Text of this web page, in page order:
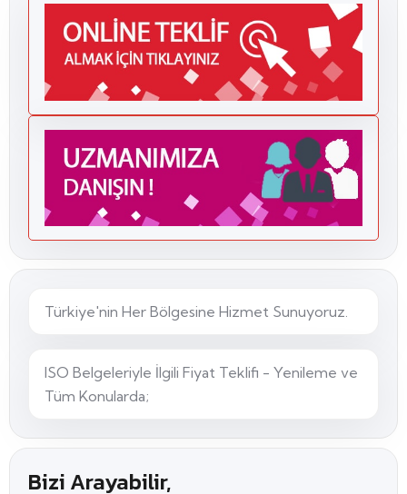
ek ücret alınır
ISO belgesi
danışmanlık
belgelendirme
fiyatları
şeffaf
hizmeti
BD Kurumsal
ek maliyet
yok
Türkiye'nin Her Bölgesine Hizmet Sunuyoruz.
ISO Belgeleriyle İlgili Fiyat Teklifi - Yenileme ve
Tüm Konularda;
Bizi Arayabilir,